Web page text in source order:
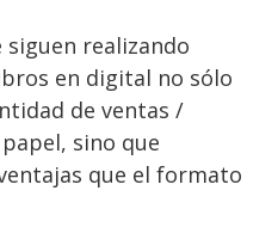
realizando
en digital no sólo
de ventas /
sino que
que el formato